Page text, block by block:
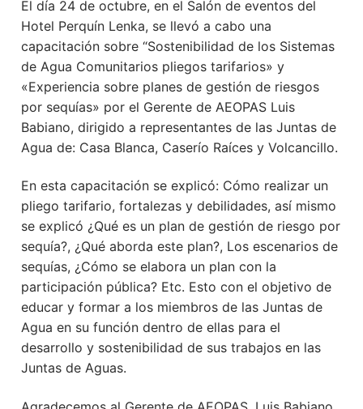
El día 24 de octubre, en el Salón de eventos del
Hotel Perquín Lenka, se llevó a cabo una
capacitación sobre “Sostenibilidad de los Sistemas
de Agua Comunitarios pliegos tarifarios» y
«Experiencia sobre planes de gestión de riesgos
por sequías» por el Gerente de AEOPAS Luis
Babiano, dirigido a representantes de las Juntas de
Agua de: Casa Blanca, Caserío Raíces y Volcancillo.
En esta capacitación se explicó: Cómo realizar un
pliego tarifario, fortalezas y debilidades, así mismo
se explicó ¿Qué es un plan de gestión de riesgo por
sequía?, ¿Qué aborda este plan?, Los escenarios de
sequías, ¿Cómo se elabora un plan con la
participación pública? Etc. Esto con el objetivo de
educar y formar a los miembros de las Juntas de
Agua en su función dentro de ellas para el
desarrollo y sostenibilidad de sus trabajos en las
Juntas de Aguas.